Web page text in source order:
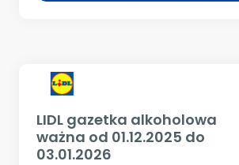
LIDL gazetka alkoholowa
ważna od 01.12.2025 do
03.01.2026